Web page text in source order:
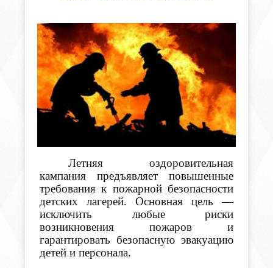
Летняя оздоровительная
кампания предъявляет повышенные
требования к пожарной безопасности
детских лагерей. Основная цель —
исключить любые риски
возникновения пожаров и
гарантировать безопасную эвакуацию
детей и персонала.